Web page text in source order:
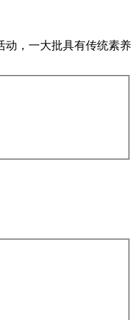
动，一大批具有传统素养